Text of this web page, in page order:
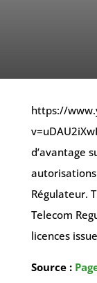
https://
d’avantage
Régulateur.
Telecom
licences
Source :